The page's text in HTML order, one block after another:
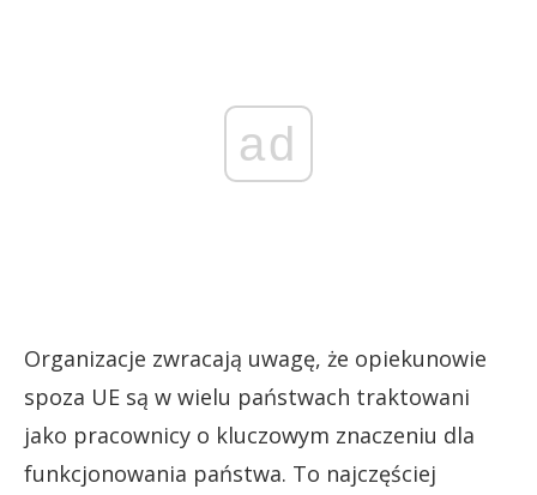
ad
Organizacje zwracają uwagę, że opiekunowie
spoza UE są w wielu państwach traktowani
jako pracownicy o kluczowym znaczeniu dla
funkcjonowania państwa. To najczęściej